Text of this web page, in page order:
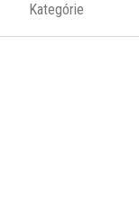
Kategórie